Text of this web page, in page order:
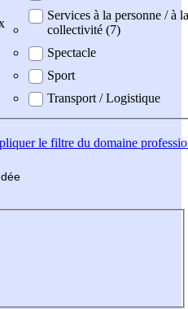
Services à la personne / à la
collectivité (7)
Spectacle
Sport
Transport / Logistique
le filtre du domaine